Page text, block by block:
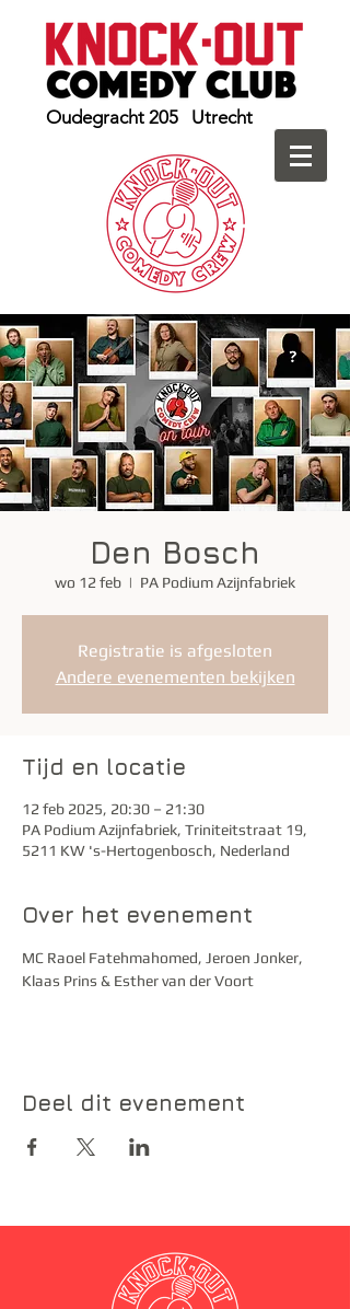
Oudegracht 205 Utrecht
Den Bosch
wo 12 feb
  |
PA Podium Azijnfabriek
Registratie is afgesloten
Andere evenementen bekijken
Tijd en locatie
12 feb 2025, 20:30 – 21:30
PA Podium Azijnfabriek, Triniteitstraat 19,
5211 KW 's-Hertogenbosch, Nederland
Over het evenement
MC Raoel Fatehmahomed, Jeroen Jonker,
Klaas Prins & Esther van der Voort
Deel dit evenement